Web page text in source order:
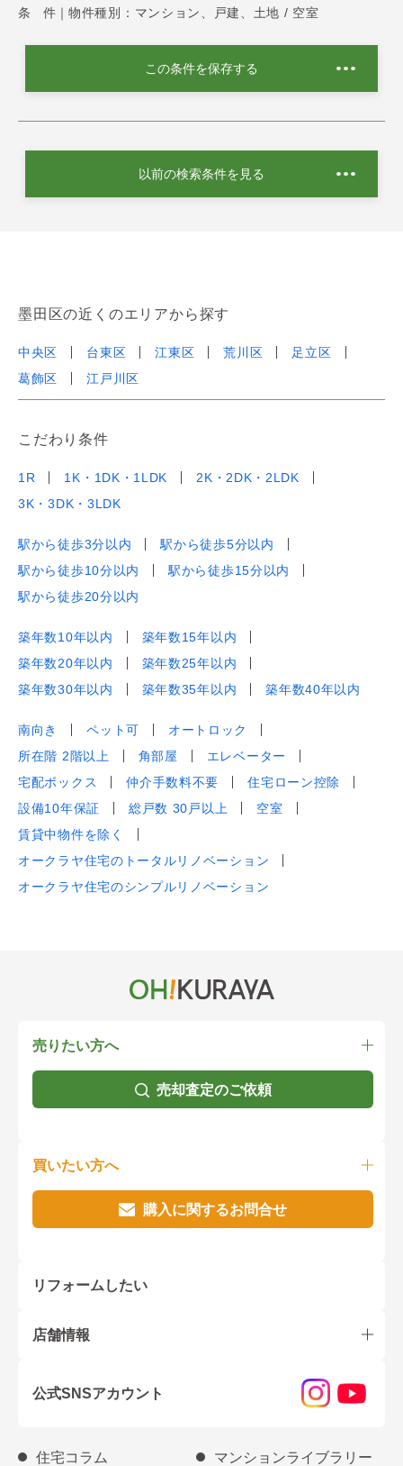
条 件｜ 物件種別：マンション、戸建、土地 / 空室
この条件を保存する
以前の検索条件を見る
墨田区の近くのエリアから探す
中央区 台東区 江東区 荒川区
足立区
葛飾区
江戸川区
こだわり条件
1R 1K・1DK・1LDK
2K・2DK・2LDK
3K・3DK・3LDK
駅から徒歩3分以内
駅から徒歩5分以内
駅から徒歩10分以内
駅から徒歩15分以内
駅から徒歩20分以内
築年数10年以内
築年数15年以内
築年数20年以内
築年数25年以内
築年数30年以内
築年数35年以内 築年数40年以内
南向き ペット可
オートロック
所在階 2階以上
角部屋
エレベーター
宅配ボックス
仲介手数料不要
住宅ローン控除
設備10年保証
総戸数 30戸以上
空室
賃貸中物件を除く
オークラヤ住宅のトータルリノベーション
オークラヤ住宅のシンプルリノベーション
売りたい方へ
売却査定のご依頼
買いたい方へ
購入に関するお問合せ
リフォームしたい
店舗情報
公式SNSアカウント
住宅コラム マンションライブラリー